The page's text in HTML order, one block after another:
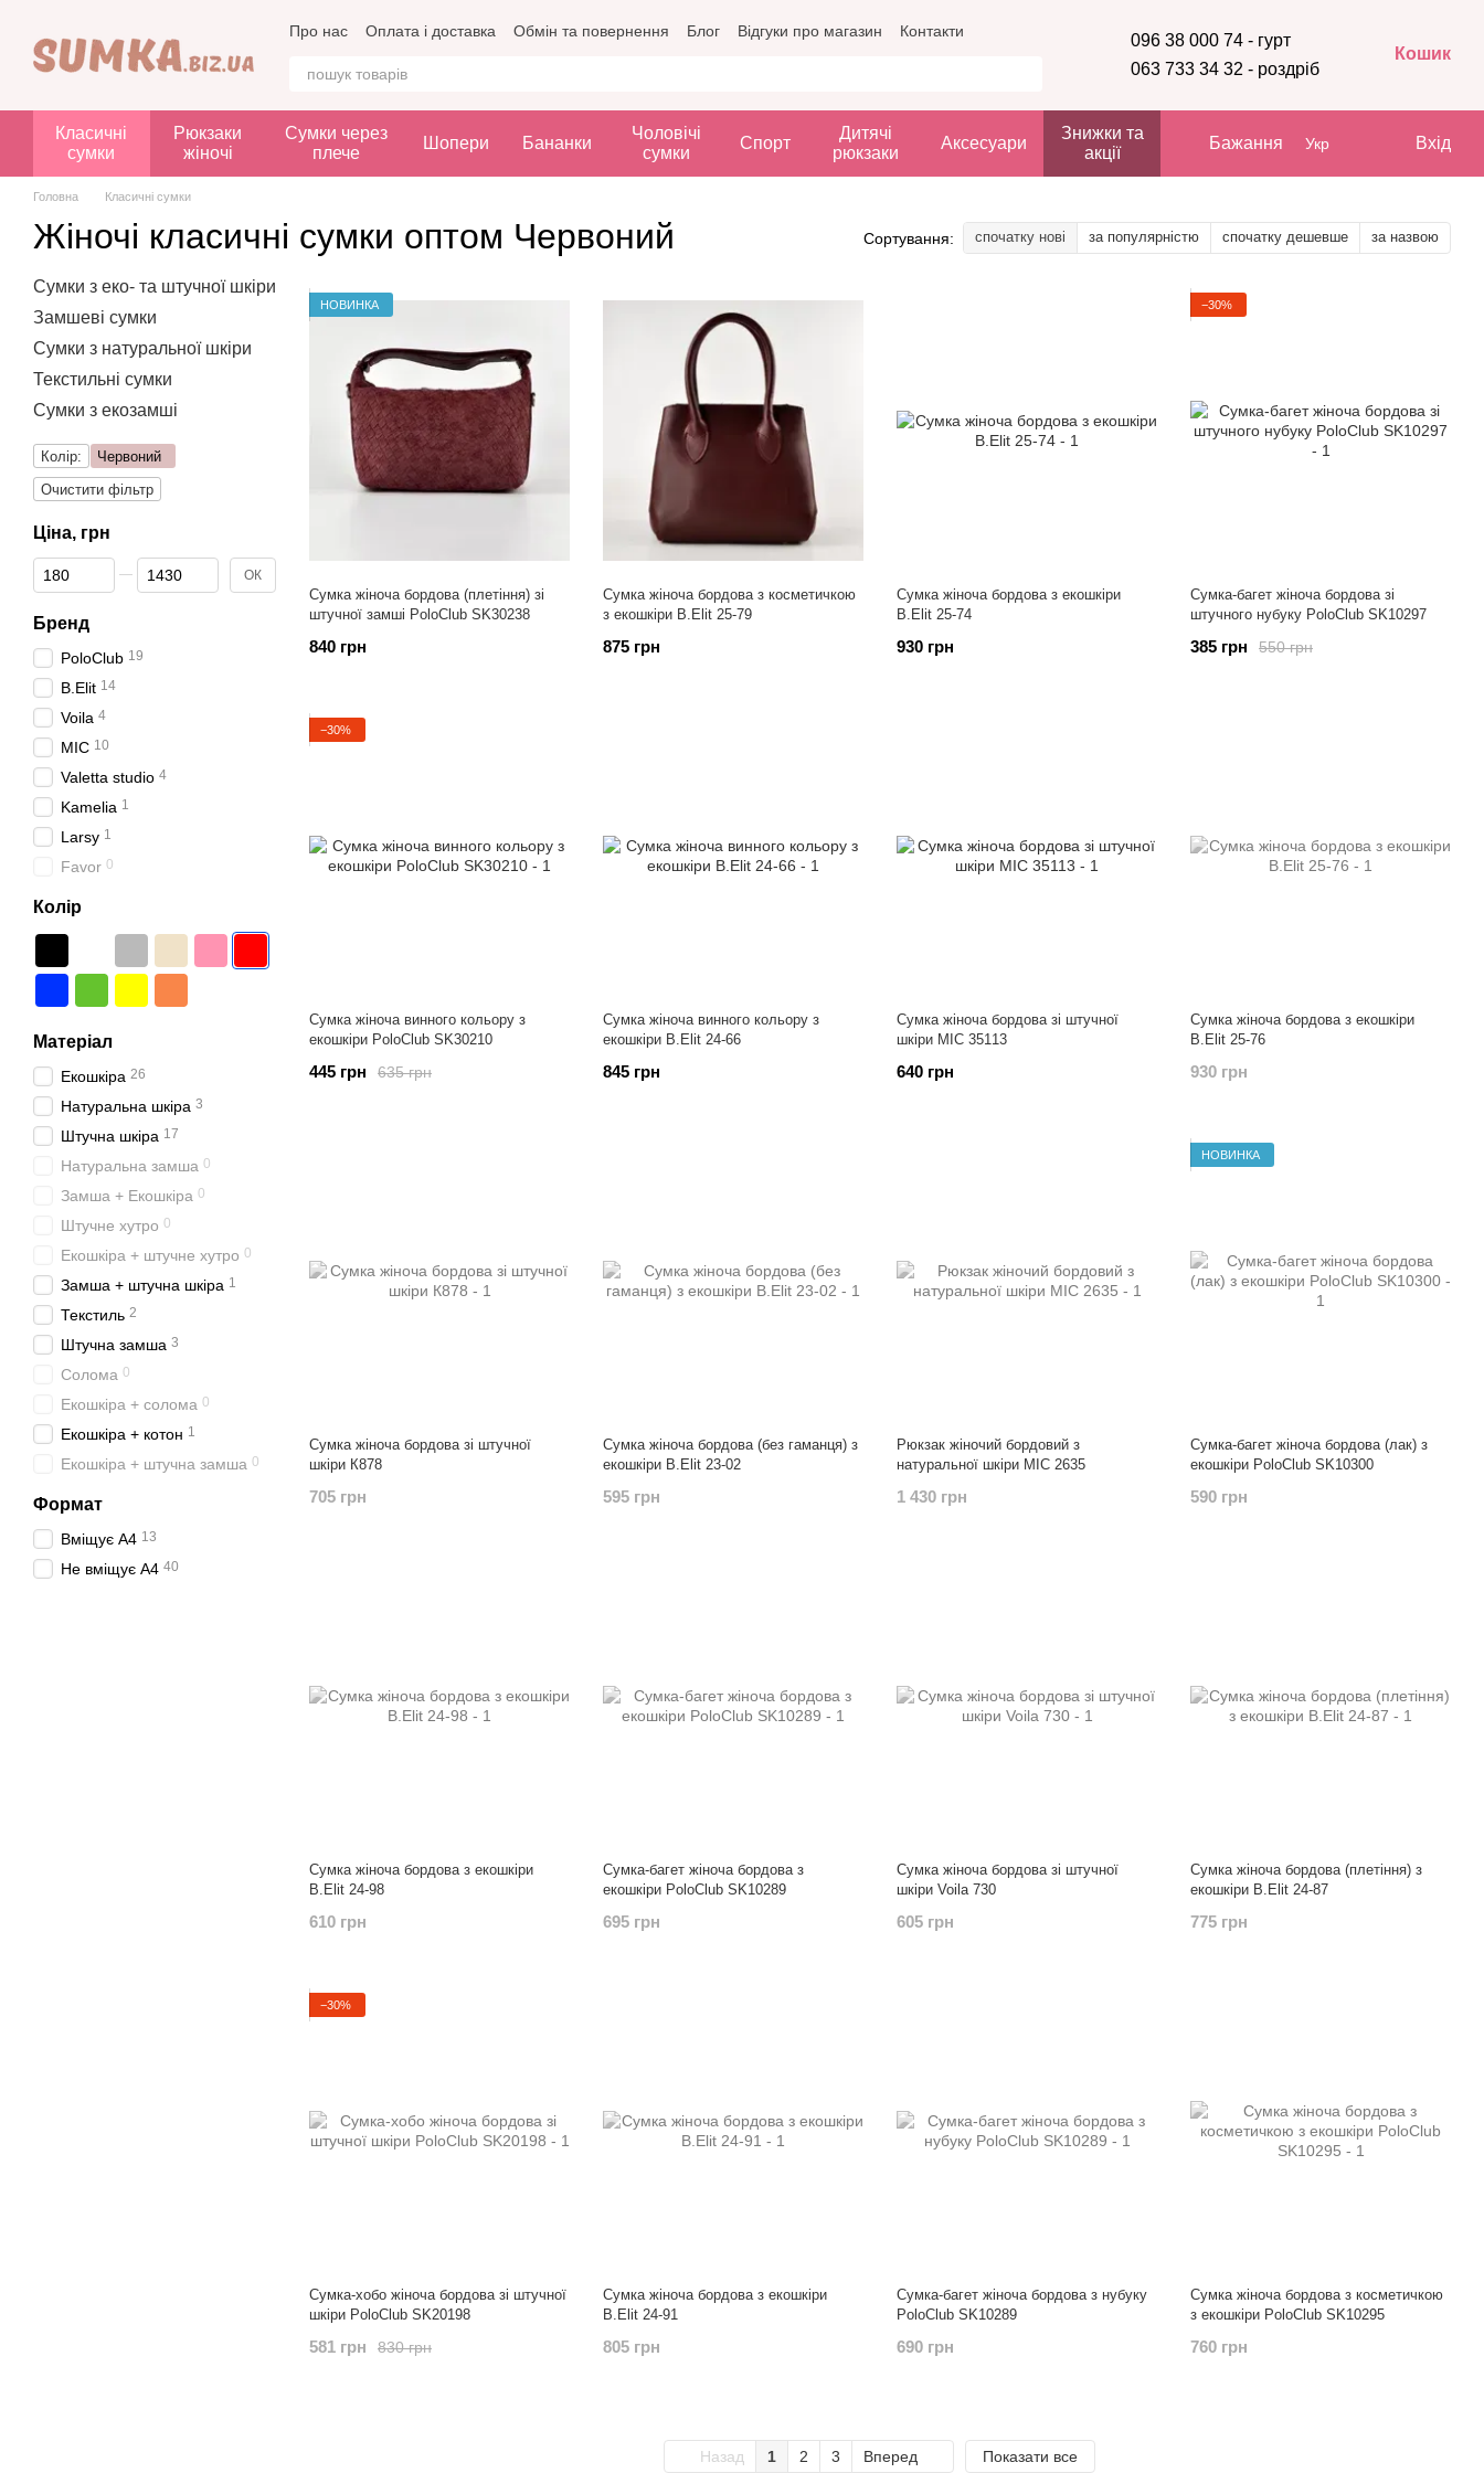
Про нас Оплата і доставка Обмін та повернення Блог Відгуки про магазин Контакти
096 38 000 74 - гурт
063 733 34 32 - роздріб
Кошик
Класичні
сумки
Рюкзаки
жіночі
Сумки через
плече
Шопери Бананки
Чоловічі
сумки
Спорт
Дитячі
рюкзаки
Аксесуари
Знижки та
акції
Бажання Укр Вхід
Головна Класичні сумки
Жіночі класичні сумки оптом Червоний Сортування: спочатку нові за популярністю спочатку дешевше за назвою
НОВИНКА
Сумка жіноча бордова (плетіння) зі
штучної замші PoloClub SK30238
840 грн
Сумка жіноча бордова з косметичкою
з екошкіри B.Elit 25-79
875 грн
Сумка жіноча бордова з екошкіри
B.Elit 25-74
930 грн
−30%
Сумка-багет жіноча бордова зі
штучного нубуку PoloClub SK10297
550 грн
385 грн
−30%
Сумка жіноча винного кольору з
екошкіри PoloClub SK30210
635 грн
445 грн
Сумка жіноча винного кольору з
екошкіри B.Elit 24-66
845 грн
Сумка жіноча бордова зі штучної
шкіри МІС 35113
640 грн
Сумка жіноча бордова з екошкіри
B.Elit 25-76
930 грн
Сумка жіноча бордова зі штучної
шкіри К878
705 грн
Сумка жіноча бордова (без гаманця) з
екошкіри B.Elit 23-02
595 грн
Рюкзак жіночий бордовий з
натуральної шкіри МІС 2635
1 430 грн
НОВИНКА
Сумка-багет жіноча бордова (лак) з
екошкіри PoloClub SK10300
590 грн
Сумка жіноча бордова з екошкіри
B.Elit 24-98
610 грн
Сумка-багет жіноча бордова з
екошкіри PoloClub SK10289
695 грн
Сумка жіноча бордова зі штучної
шкіри Voila 730
605 грн
Сумка жіноча бордова (плетіння) з
екошкіри B.Elit 24-87
775 грн
−30%
Сумка-хобо жіноча бордова зі штучної
шкіри PoloClub SK20198
830 грн
581 грн
Сумка жіноча бордова з екошкіри
B.Elit 24-91
805 грн
Сумка-багет жіноча бордова з нубуку
PoloClub SK10289
690 грн
Сумка жіноча бордова з косметичкою
з екошкіри PoloClub SK10295
760 грн
Назад 1 2 3 Вперед Показати все
Сумки з еко- та штучної шкіри
Замшеві сумки
Сумки з натуральної шкіри
Текстильні сумки
Сумки з екозамші
Колір:
Червоний
Очистити фільтр
Ціна, грн
Від Ціна, грн
До Ціна, грн ОК
Бренд
PoloClub 19
B.Elit 14
Voila 4
МІС 10
Valetta studio 4
Kamelia 1
Larsy 1
Favor 0
Колір
Матеріал
Екошкіра 26
Натуральна шкіра 3
Штучна шкіра 17
Натуральна замша 0
Замша + Екошкіра 0
Штучне хутро 0
Екошкіра + штучне хутро 0
Замша + штучна шкіра 1
Текстиль 2
Штучна замша 3
Солома 0
Екошкіра + солома 0
Екошкіра + котон 1
Екошкіра + штучна замша 0
Формат
Вміщує А4 13
Не вміщує А4 40